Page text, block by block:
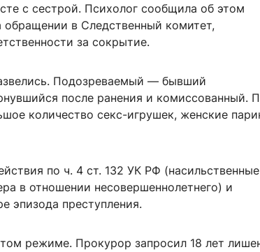
с сестрой. Психолог сообщила об этом
обращении в Следственный комитет,
за сокрытие.
Подозреваемый — бывший
после ранения и комиссованный.
количество секс-игрушек, женские
по ч. 4 ст. 132 УК РФ (насильственные
в отношении несовершеннолетнего) и
эпизода преступления.
режиме. Прокурор запросил 18 лет